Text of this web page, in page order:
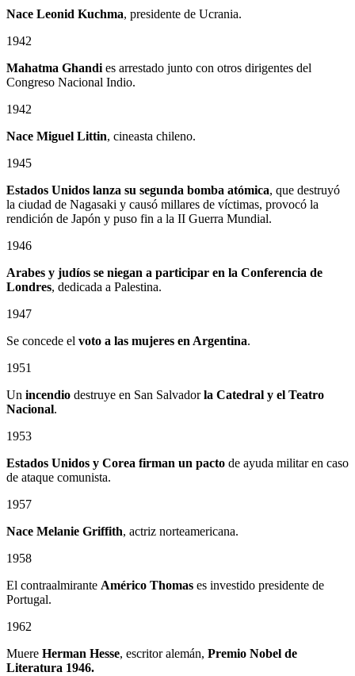
Nace Leonid Kuchma, presidente de Ucrania.
1942
Mahatma Ghandies arrestado junto con otros dirigentes del
Congreso Nacional Indio.
1942
Nace Miguel Littin, cineasta chileno.
1945
Estados Unidos lanza su segunda bomba atómica, que destruyó
la ciudad de Nagasaki y causó millares de víctimas, provocó la
rendición de Japón y puso fin a la II Guerra Mundial.
1946
Arabes y judíos se niegan a participar en la Conferencia de
Londres, dedicada a Palestina.
1947
Se concede el voto a las mujeres en Argentina.
1951
Un incendio destruye en San Salvadorla Catedral y el Teatro
Nacional.
1953
Estados Unidos y Corea firman un pacto de ayuda militar en caso
de ataque comunista.
1957
Nace Melanie Griffith, actriz norteamericana.
1958
El contraalmirante Américo Thomas es investido presidente de
Portugal.
1962
Muere Herman Hesse, escritor alemán, Premio Nobel de
Literatura 1946.